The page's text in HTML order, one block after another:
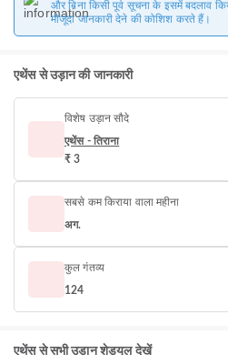
और बिना किसी पूर्व सूचना के इसमें बदलाव
मौजूदा जानकारी देने की कोशिश करते हैं।
एथेंस से उड़ान की जानकारी
विशेष उड़ान सौदे
एथेंस - तिराना
₹ 3
सबसे कम किराया वाला महीना
अग.
कुल गंतव्य
124
एथेंस से सभी उड़ान शेड्यूल देखें